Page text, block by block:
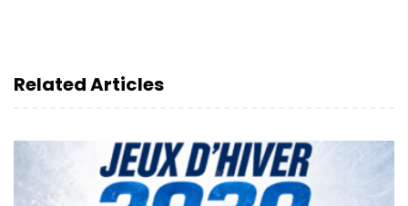
Related Articles